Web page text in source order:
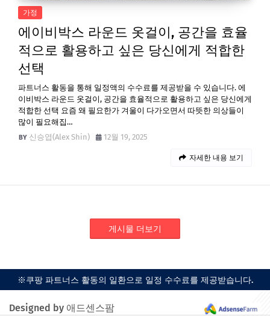
가정
에이비박스 라운드 옷걸이, 공간을 효율
적으로 활용하고 싶은 당신에게 적합한
선택
파트너스 활동을 통해 일정액의 수수료를 제공받을 수 있습니다. 에
이비박스 라운드 옷걸이, 공간을 효율적으로 활용하고 싶은 당신에게
적합한 선택 요즘 왜 필요한가 겨울이 다가오면서 따뜻한 의상들이
많이 필요해집…
신승엽(Alex Shin)
12월 19, 2025
자세한 내용 보기
게시물 더보기
※쿠팡 파트너스 활동의 일환으로 일정 수수료를 제공받습니다.
Designed by 애드센스팜